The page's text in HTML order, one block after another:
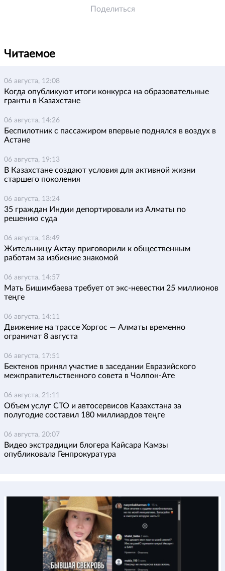
Поделиться
Читаемое
06 августа, 12:08
Когда опубликуют итоги конкурса на образовательные
гранты в Казахстане
06 августа, 14:26
Беспилотник с пассажиром впервые поднялся в воздух в
Астане
06 августа, 19:13
В Казахстане создают условия для активной жизни
старшего поколения
06 августа, 13:24
35 граждан Индии депортировали из Алматы по
решению суда
06 августа, 18:49
Жительницу Актау приговорили к общественным
работам за избиение знакомой
06 августа, 14:57
Мать Бишимбаева требует от экс-невестки 25 миллионов
теңге
06 августа, 14:11
Движение на трассе Хоргос — Алматы временно
ограничат 8 августа
06 августа, 17:51
Бектенов принял участие в заседании Евразийского
межправительственного совета в Чолпон-Ате
06 августа, 21:11
Объем услуг СТО и автосервисов Казахстана за
полугодие составил 180 миллиардов теңге
06 августа, 20:07
Видео экстрадиции блогера Кайсара Камзы
опубликовала Генпрокуратура